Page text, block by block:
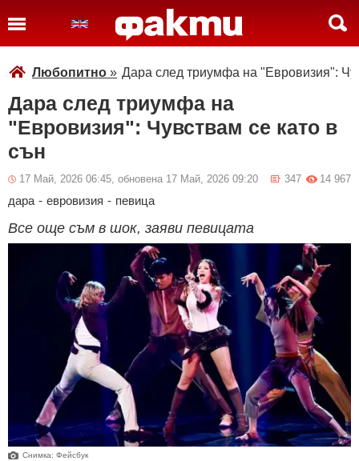
Любопитно » Дара след триумфа на "Евровизия":
Дара след триумфа на
"Евровизия": Чувствам се като в
сън
17 Май, 2026 06:45, обновена 17 Май, 2026 09:20 14 967
347
дара - евровизия - певица
Все още съм в шок, заяви певицата
Снимка: Фейсбук